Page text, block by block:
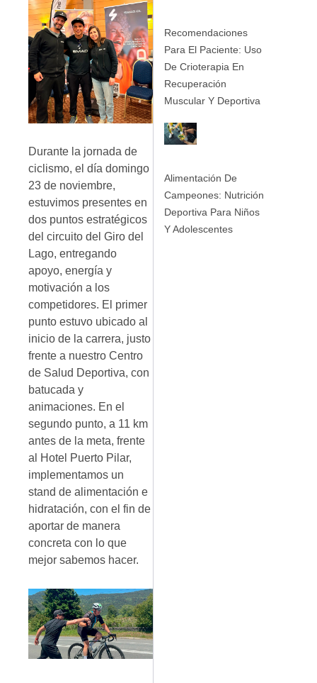
Durante la jornada de
ciclismo, el día domingo
23 de noviembre,
estuvimos presentes en
dos puntos estratégicos
del circuito del Giro del
Lago, entregando
apoyo, energía y
motivación a los
competidores. El primer
punto estuvo ubicado al
inicio de la carrera, justo
frente a nuestro Centro
de Salud Deportiva, con
batucada y
animaciones. En el
segundo punto, a 11 km
antes de la meta, frente
al Hotel Puerto Pilar,
implementamos un
stand de alimentación e
hidratación, con el fin de
aportar de manera
concreta con lo que
mejor sabemos hacer.
Recomendaciones
Para El Paciente: Uso
De Crioterapia En
Recuperación
Muscular Y Deportiva
Alimentación De
Campeones: Nutrición
Deportiva Para Niños
Y Adolescentes